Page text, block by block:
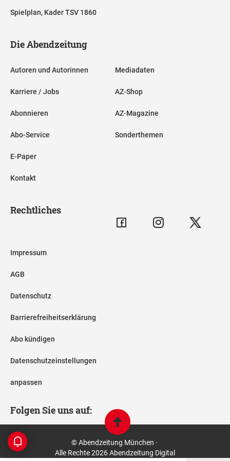
Spielplan, Kader TSV 1860
Die Abendzeitung
Autoren und Autorinnen
Karriere / Jobs
Abonnieren
Abo-Service
E-Paper
Kontakt
Mediadaten
AZ-Shop
AZ-Magazine
Sonderthemen
Rechtliches
Impressum
AGB
Datenschutz
Barrierefreiheitserklärung
Abo kündigen
Datenschutzeinstellungen
anpassen
Folgen Sie uns auf:
© Abendzeitung München ·
Alle Rechte 2026 Abendzeitung Digital